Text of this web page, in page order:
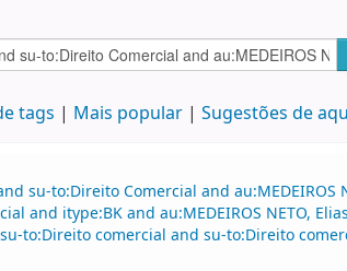
tags Mais popular Sugestões de
su-to:Direito Comercial and au:MEDEIROS
and itype:BK and au:MEDEIROS NETO,
to:Direito comercial and su-to:Direito